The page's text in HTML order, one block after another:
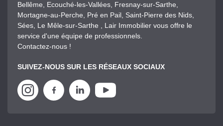
Bellême, Ecouché-les-Vallées, Fresnay-sur-Sarthe,
Mortagne-au-Perche, Pré en Pail, Saint-Pierre des Nids,
Sées, Le Mêle-sur-Sarthe , Lair Immobilier vous offre le
service d'une équipe de professionnels.
Contactez-nous !
SUIVEZ-NOUS SUR LES RÉSEAUX SOCIAUX